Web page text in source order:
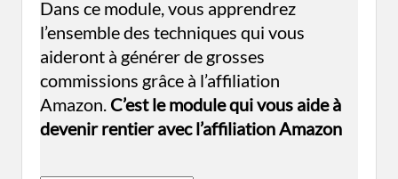
Dans ce module, vous apprendrez
l’ensemble des techniques qui vous
aideront à générer de grosses
commissions grâce à l’affiliation
Amazon. C’est le module qui vous aide à
devenir rentier avec l’affiliation Amazon